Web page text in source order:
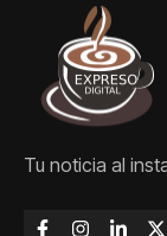
Tu noticia al